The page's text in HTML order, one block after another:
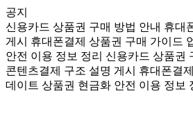
공지
신용카드 상품권 구매 방법 안내 휴대
게시
휴대폰결제 상품권 구매 가이드
안전 이용 정보 정리 신용카드 상품권
콘텐츠결제 구조 설명 게시
휴대폰결
데이트 상품권 현금화 안전 이용 정보